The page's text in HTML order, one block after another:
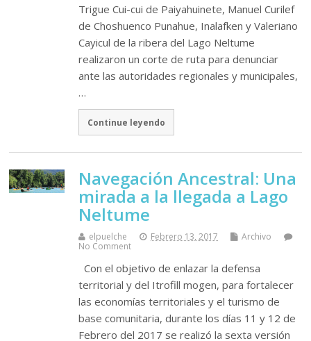
Trigue Cui-cui de Paiyahuinete, Manuel Curilef
de Choshuenco Punahue, Inalafken y Valeriano
Cayicul de la ribera del Lago Neltume
realizaron un corte de ruta para denunciar
ante las autoridades regionales y municipales,
…
Continue leyendo
Navegación Ancestral: Una
mirada a la llegada a Lago
Neltume
elpuelche Febrero 13, 2017
Archivo
No Comment
Con el objetivo de enlazar la defensa
territorial y del Itrofill mogen, para fortalecer
las economías territoriales y el turismo de
base comunitaria, durante los días 11 y 12 de
Febrero del 2017 se realizó la sexta versión